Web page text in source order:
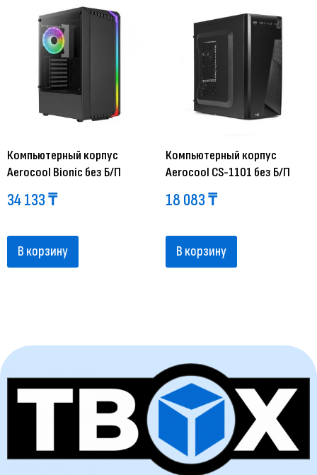
Компьютерный корпус
Aerocool Bionic без Б/П
34 133₸
В корзину
Компьютерный корпус
Aerocool CS-1101 без Б/П
18 083₸
В корзину